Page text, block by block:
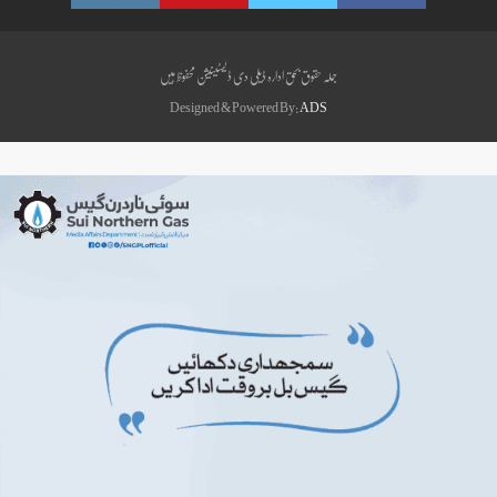
جملہ حقوق بحق ادارہ ڈیلی دی ڈیسٹینیشن محفوظ ہیں
Designed & Powered By: ADS